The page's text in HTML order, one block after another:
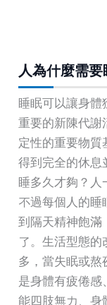
人為什麼需要
睡眠可以讓身體
重要的新陳代謝
定性的重要物質
得到完全的休息
睡多久才夠？人
不過每個人的睡
到隔天精神飽滿
了。生活型態
多，當失眠或熬
是身體有疲倦感
能四肢無力、身